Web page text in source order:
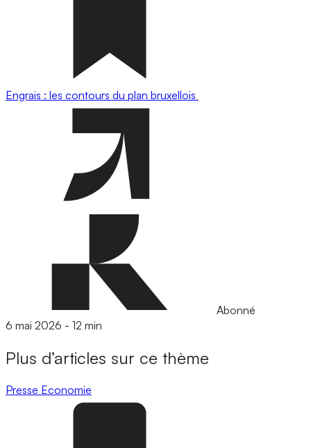
Engrais : les contours du plan bruxellois
Abonné
6 mai 2026 - 12 min
Plus d’articles sur ce thème
Presse Economie